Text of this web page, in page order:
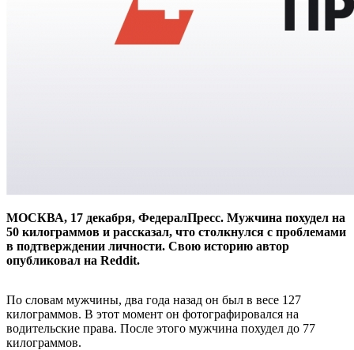
МОСКВА, 17 декабря, ФедералПресс. Мужчина похудел на
50 килограммов и рассказал, что столкнулся с проблемами
в подтверждении личности. Свою историю автор
опубликовал на Reddit.
По словам мужчины, два года назад он был в весе 127
килограммов. В этот момент он фотографировался на
водительские права. После этого мужчина похудел до 77
килограммов.